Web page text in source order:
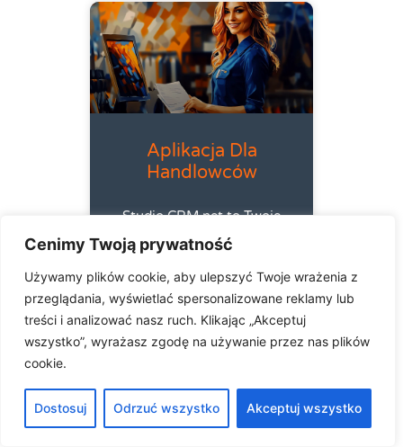
Cenimy Twoją prywatność
Używamy plików cookie, aby ulepszyć Twoje wrażenia z
przeglądania, wyświetlać spersonalizowane reklamy lub
treści i analizować nasz ruch. Klikając „Akceptuj
wszystko”, wyrażasz zgodę na używanie przez nas plików
cookie.
Dostosuj Odrzuć wszystko Akceptuj wszystko
Aplikacja Dla
Handlowców
Studio CRM.net to Twoje
centrum zarządzania
relacjami z klientami.
Zwiększasz efektywność
pracy handlowców,
zapewniając im dostęp
do pełnej historii
przypomnień. Dzięki
temu budujesz trwałe